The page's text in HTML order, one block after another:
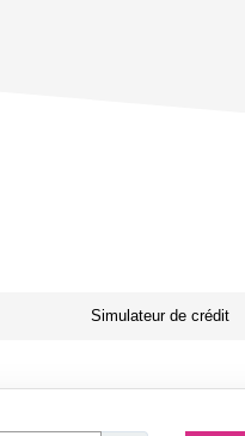
Simulateur de crédit